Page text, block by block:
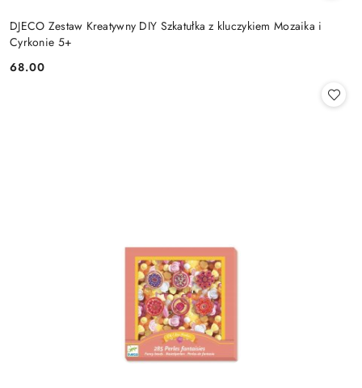
DJECO Zestaw Kreatywny DIY Szkatułka z kluczykiem Mozaika i
Cyrkonie 5+
Cena:
68.00